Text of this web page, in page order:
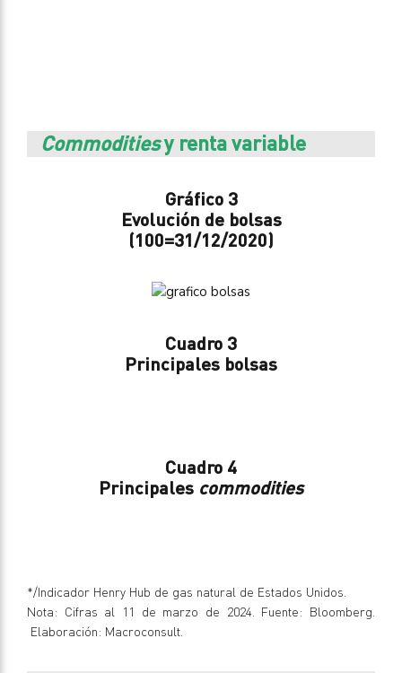
Commoditiesy renta variable
Gráfico 3
Evolución de bolsas
(100=31/12/2020)
Cuadro 3
Principales bolsas
Cuadro 4
Principales commodities
*/Indicador Henry Hub de gas natural de Estados Unidos.
Nota: Cifras al 11 de marzo de 2024. Fuente: Bloomberg.
Elaboración: Macroconsult.